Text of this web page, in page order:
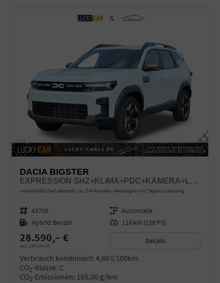
DACIA BIGSTER
EXPRESSION SHZ+KLIMA+PDC+KAMERA+LED+17" ALU
unverbindliche Lieferzeit: ca. 2-4 Monate Neuwagen mit Tageszulassung
Fahrzeugnr. 43705 Getriebe Automatik
Kraftstoff Hybrid Benzin Leistung 116 kW (158 PS)
28.590,– €
incl. 19% MwSt.
Details
Verbrauch kombiniert: 4,60 l/100km
CO2-Klasse: C
CO2-Emissionen: 105,00 g/km